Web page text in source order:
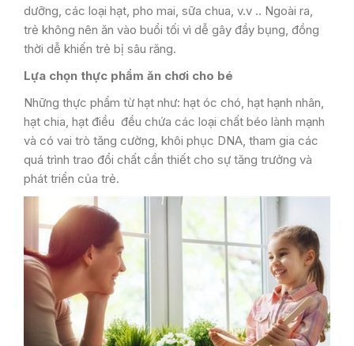
dưỡng, các loại hạt, pho mai, sữa chua, v.v .. Ngoài ra,
trẻ không nên ăn vào buổi tối vì dễ gây đầy bụng, đồng
thời dễ khiến trẻ bị sâu răng.
Lựa chọn thực phẩm ăn chơi cho bé
Những thực phẩm từ hạt như: hạt óc chó, hạt hạnh nhân,
hạt chia, hạt điều đều chứa các loại chất béo lành mạnh
và có vai trò tăng cường, khôi phục DNA, tham gia các
quá trình trao đổi chất cần thiết cho sự tăng trưởng và
phát triển của trẻ.